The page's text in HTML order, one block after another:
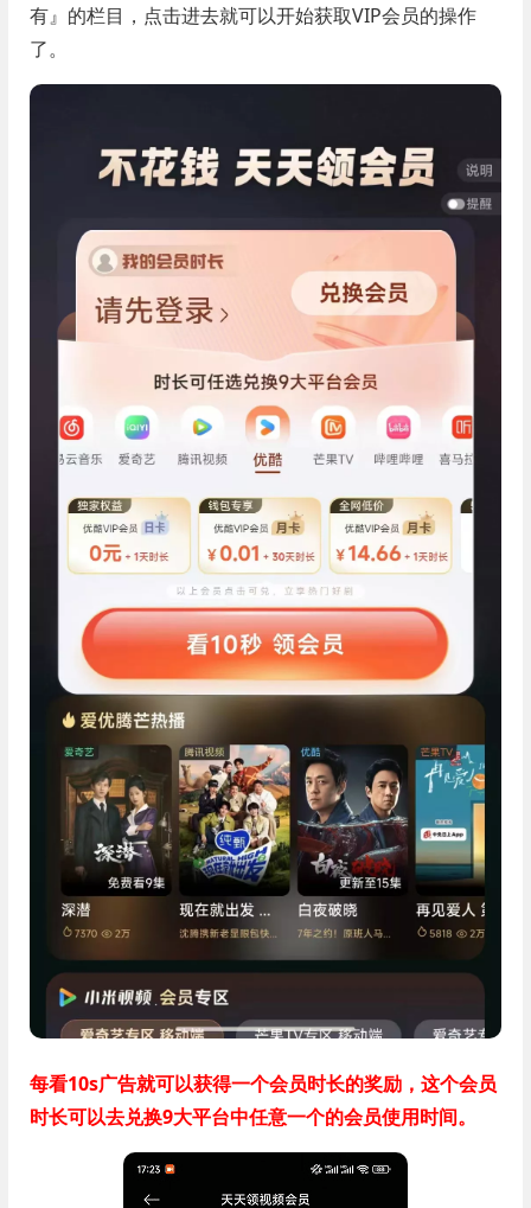
有』的栏目，点击进去就可以开始获取VIP会员的操作
了。
每看10s广告就可以获得一个会员时长的奖励，这个会员
时长可以去兑换9大平台中任意一个的会员使用时间。